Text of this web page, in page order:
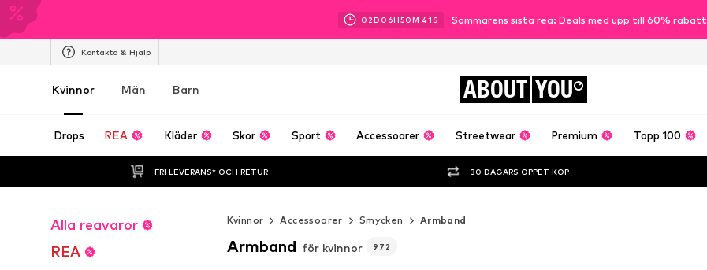
02D 06H50M 40 S Sommarens sista rea: Deals med upp till 60% rabatt
Kontakta & Hjälp
Kvinnor Män Barn ABOUT YOU
Drops REA Kläder Skor Sport Accessoarer Streetwear Premium Topp 100
FRI LEVERANS* OCH RETUR 30 DAGARS ÖPPET KÖP
Alla reavaror
REA
Kvinnor Accessoarer Smycken Armband
Armband för kvinnor 972